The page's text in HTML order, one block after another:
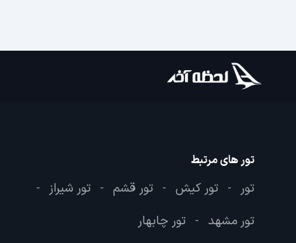
تور های مرتبط
تور - تور کیش - تور قشم - تور شیراز -
تور مشهد - تور چابهار